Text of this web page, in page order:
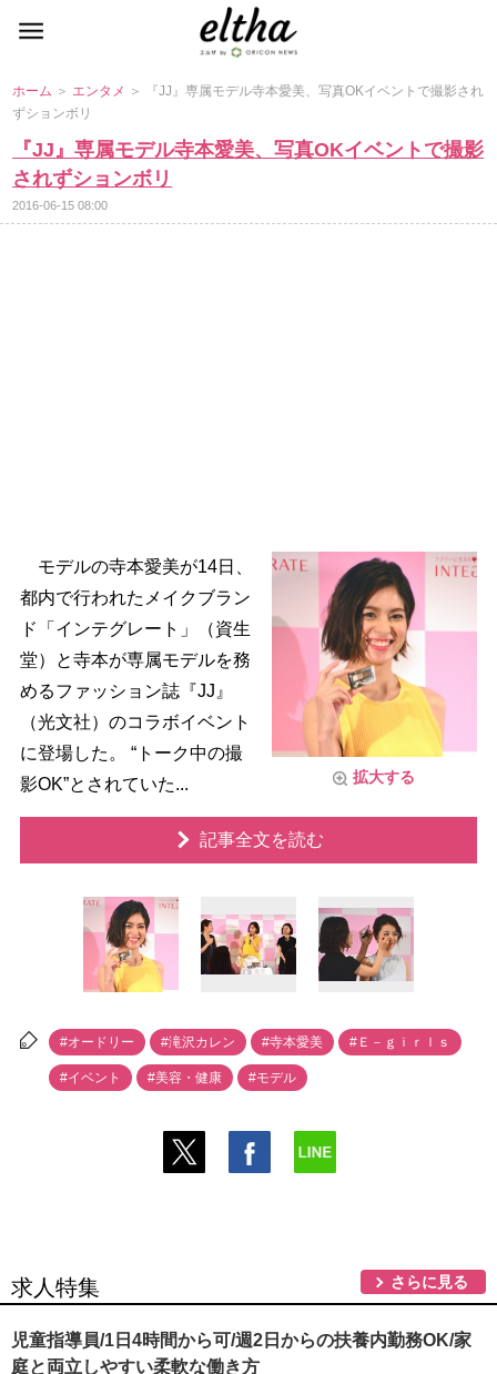
ホーム ＞ エンタメ ＞ 『JJ』専属モデル寺本愛美、写真OKイベントで撮影され
ずションボリ
『JJ』専属モデル寺本愛美、写真OKイベントで撮影
されずションボリ
2016-06-15 08:00
拡大する
モデルの寺本愛美が14日、
都内で行われたメイクブラン
ド「インテグレート」（資生
堂）と寺本が専属モデルを務
めるファッション誌『JJ』
（光文社）のコラボイベント
に登場した。 “トーク中の撮
影OK”とされていた...
記事全文を読む
#オードリー #滝沢カレン #寺本愛美 #Ｅ－ｇｉｒｌｓ
#イベント #美容・健康 #モデル
求人特集 さらに見る
児童指導員/1日4時間から可/週2日からの扶養内勤務OK/家
庭と両立しやすい柔軟な働き方